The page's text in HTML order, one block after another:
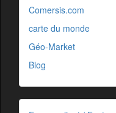
Comersis.com
carte du monde
Géo-Market
Blog